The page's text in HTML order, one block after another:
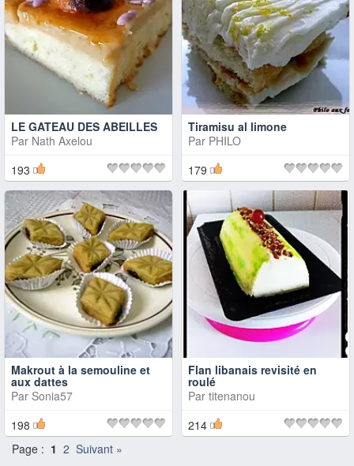
LE GATEAU DES ABEILLES
Par Nath Axelou
193
Tiramisu al limone
Par PHILO
179
Makrout à la semouline et
aux dattes
Par Sonia57
198
Flan libanais revisité en
roulé
Par titenanou
214
Page : 1 2 Suivant »